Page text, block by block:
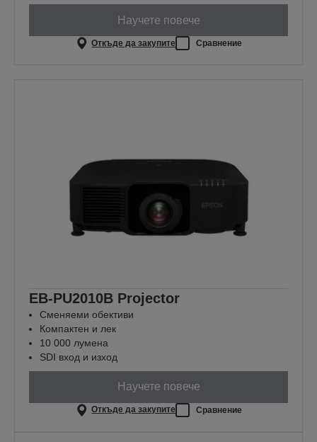
Научете повече
Откъде да закупите Сравнение
EB-PU2010B Projector
Сменяеми обективи
Компактен и лек
10 000 лумена
SDI вход и изход
Научете повече
Откъде да закупите Сравнение